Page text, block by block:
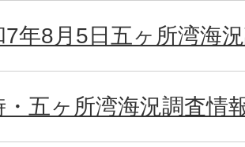
7年8月5日五ヶ所湾海
・五ヶ所湾海況調査情